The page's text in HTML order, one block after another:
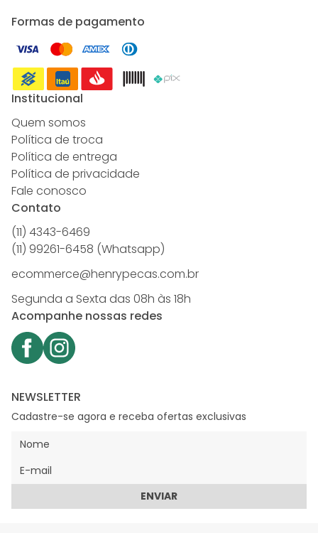
Formas de pagamento
Institucional
Quem somos
Política de troca
Política de entrega
Política de privacidade
Fale conosco
Contato
(11) 4343-6469
(11) 99261-6458 (Whatsapp)
ecommerce@henrypecas.com.br
Segunda a Sexta das 08h às 18h
Acompanhe nossas redes
NEWSLETTER
Cadastre-se agora e receba ofertas exclusivas
ENVIAR